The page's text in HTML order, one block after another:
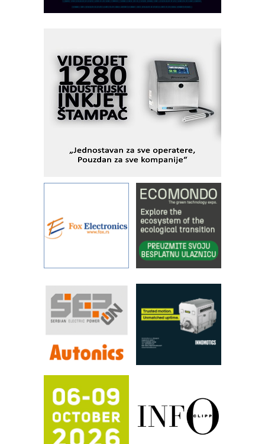
I.SAFE MOBILE revolucioniše
Fleksibilno stezanje i brzo
podešavanje u proizvodnji prototipova
KIP KOP – napredna rešenja za
savremene industrijske i logističke
objekte
Alba d.o.o. – 35 godina preciznosti u
IBeRTIM - oprema za ispitivanje
STAUFF – Komponente koje
povećavaju pouzdanost hidrauličkih
YAMADA pumpe – japanska
pouzdanost u transferu fluida
Filtration Group Industrial – Napredna
rešenja za filtraciju u hidrauličkim i
RILINEX kompanije Rittal
FANUC: Najbolje za vašu pametnu
automatizaciju
Efikasno upravljanje energijom
Automatizacija pakovanja · Display
Potpuna efikasnost bez složenih
sistema
Trajna oznaka kao dugoročna korist
Bezbednost na prvom mestu!